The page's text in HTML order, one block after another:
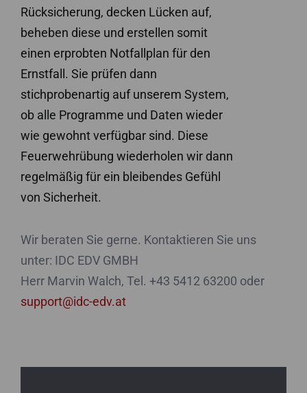
Rücksicherung, decken Lücken auf,
beheben diese und erstellen somit
einen erprobten Notfallplan für den
Ernstfall. Sie prüfen dann
stichprobenartig auf unserem System,
ob alle Programme und Daten wieder
wie gewohnt verfügbar sind. Diese
Feuerwehrübung wiederholen wir dann
regelmäßig für ein bleibendes Gefühl
von Sicherheit.
Wir beraten Sie gerne. Kontaktieren Sie uns
unter: IDC EDV GMBH
Herr Marvin Walch, Tel. +43 5412 63200 oder
support@idc-edv.at